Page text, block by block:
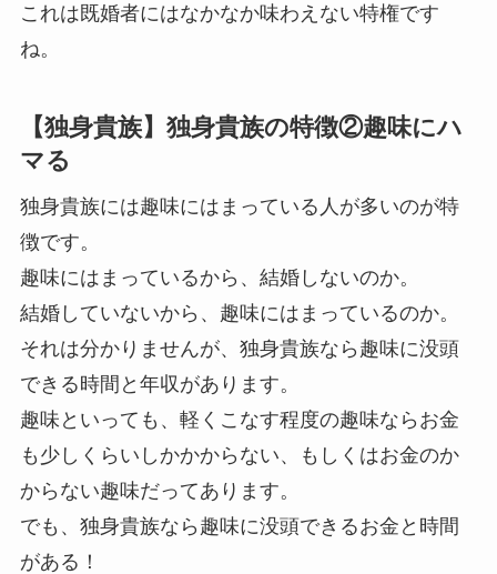
これは既婚者にはなかなか味わえない特権です
ね。
【独身貴族】独身貴族の特徴②趣味にハ
マる
独身貴族には趣味にはまっている人が多いのが特
徴です。
趣味にはまっているから、結婚しないのか。
結婚していないから、趣味にはまっているのか。
それは分かりませんが、独身貴族なら趣味に没頭
できる時間と年収があります。
趣味といっても、軽くこなす程度の趣味ならお金
も少しくらいしかかからない、もしくはお金のか
からない趣味だってあります。
でも、独身貴族なら趣味に没頭できるお金と時間
がある！